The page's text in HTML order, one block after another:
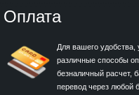
Оплата
Для вашего
различные способы
безналичный расчет,
перевод через любой